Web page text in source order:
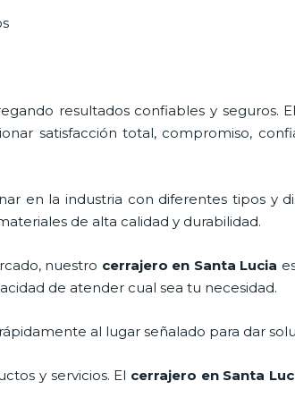
resultados confiables y seguros.
satisfacción total, compromiso,
en la industria con diferentes tipos y
de alta calidad y durabilidad.
nuestro cerrajero en Santa Lucia
de atender cual sea tu necesidad.
al lugar señalado para dar
y servicios. El cerrajero en Santa